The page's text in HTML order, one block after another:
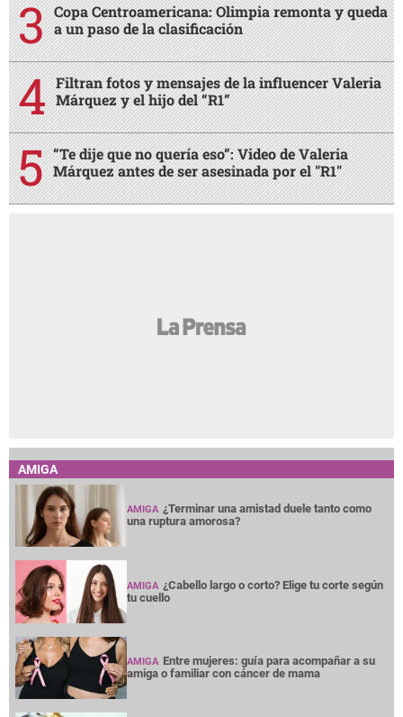
Copa Centroamericana: Olimpia remonta y queda
a un paso de la clasificación
Filtran fotos y mensajes de la influencer Valeria
Márquez y el hijo del “R1”
“Te dije que no quería eso”: Video de Valeria
Márquez antes de ser asesinada por el "R1"
AMIGA
AMIGA ¿Terminar una amistad duele tanto como
una ruptura amorosa?
AMIGA ¿Cabello largo o corto? Elige tu corte según
tu cuello
AMIGA Entre mujeres: guía para acompañar a su
amiga o familiar con cáncer de mama